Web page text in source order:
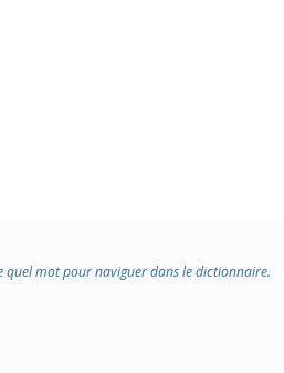
quel mot pour naviguer dans le dictionnaire.